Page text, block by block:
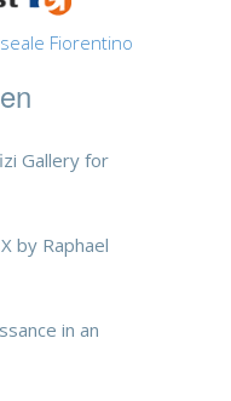
Fiorentino
Gallery for
by Raphael
in an